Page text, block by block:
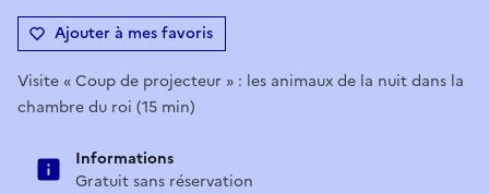
Ajouter à mes favoris
Visite « Coup de projecteur » : les animaux de la nuit dans la
chambre du roi (15 min)
Informations
Gratuit sans réservation